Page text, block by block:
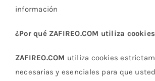
información
¿Por qué ZAFIREO.COM utiliza
ZAFIREO.COM utiliza cookies
necesarias y esenciales para que